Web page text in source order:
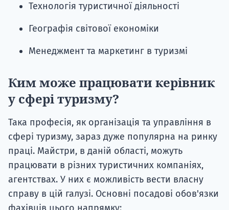
Технологія туристичної діяльності
Географія світової економіки
Менеджмент та маркетинг в туризмі
Ким може працювати керівник
у сфері туризму?
Така професія, як організація та управління в
сфері туризму, зараз дуже популярна на ринку
праці. Майстри, в даній області, можуть
працювати в різних туристичних компаніях,
агентствах. У них є можливість вести власну
справу в цій галузі. Основні посадові обов'язки